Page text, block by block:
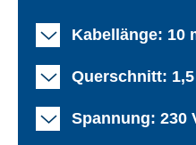
Kabellänge: 10
Querschnitt: 1,5
Spannung: 230